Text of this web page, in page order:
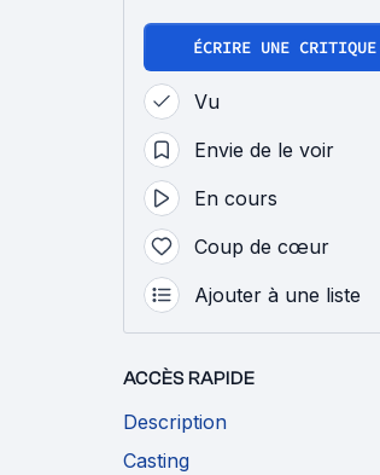
ÉCRIRE UNE CRITIQUE
Vu
Envie de le voir
En cours
Coup de cœur
Ajouter à une liste
ACCÈS RAPIDE
Description
Casting